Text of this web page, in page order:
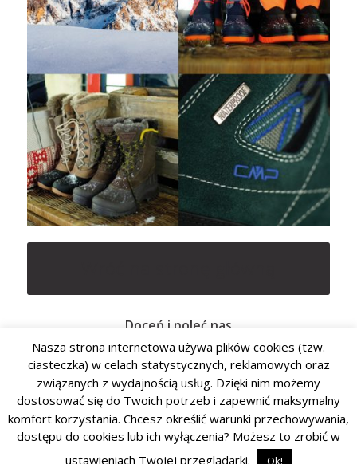
Doceń i poleć nas
Nasza strona internetowa używa plików cookies (tzw.
ciasteczka) w celach statystycznych, reklamowych oraz
związanych z wydajnością usług. Dzięki nim możemy
dostosować się do Twoich potrzeb i zapewnić maksymalny
komfort korzystania. Chcesz określić warunki przechowywania,
dostępu do cookies lub ich wyłączenia? Możesz to zrobić w
ustawieniach Twojej przeglądarki.
Ok!